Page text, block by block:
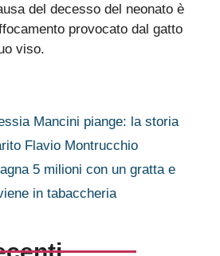
del decesso del neonato è
provocato dal gatto
viso.
Mancini piange: la storia
Flavio Montrucchio
5 milioni con un gratta e
in tabaccheria